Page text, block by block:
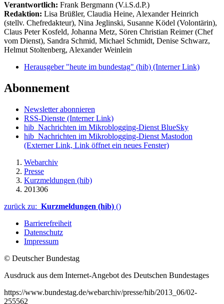
Verantwortlich: Frank Bergmann (V.i.S.d.P.)
Redaktion: Lisa Brüßler, Claudia Heine, Alexander Heinrich
(stellv. Chefredakteur), Nina Jeglinski, Susanne Ködel (Volontärin),
Claus Peter Kosfeld, Johanna Metz, Sören Christian Reimer (Chef
vom Dienst), Sandra Schmid, Michael Schmidt, Denise Schwarz,
Helmut Stoltenberg, Alexander Weinlein
Herausgeber "heute im bundestag" (hib) (Interner Link)
Abonnement
Newsletter abonnieren
RSS-Dienste (Interner Link)
hib_Nachrichten im Mikroblogging-Dienst BlueSky
hib_Nachrichten im Mikroblogging-Dienst Mastodon
(Externer Link, Link öffnet ein neues Fenster)
Webarchiv
Presse
Kurzmeldungen (hib)
201306
zurück zu: Kurzmeldungen (hib) ()
Barrierefreiheit
Datenschutz
Impressum
© Deutscher Bundestag
Ausdruck aus dem Internet-Angebot des Deutschen Bundestages
https://www.bundestag.de/webarchiv/presse/hib/2013_06/02-
255562